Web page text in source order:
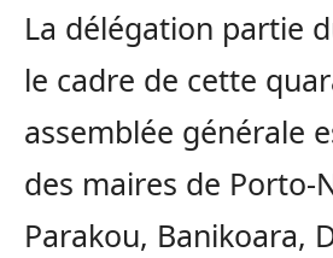
La délégation partie
le cadre de cette
assemblée générale
des maires de Porto-
Parakou, Banikoara,